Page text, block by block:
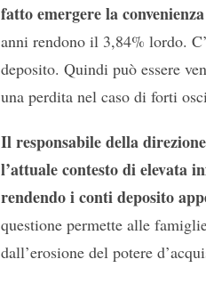
fatto emergere la
anni rendono il 3,84% lordo.
deposito. Quindi può essere
una perdita nel caso di forti
Il responsabile della
l’attuale contesto di elevata
rendendo i conti deposito
questione permette alle
dall’erosione del potere